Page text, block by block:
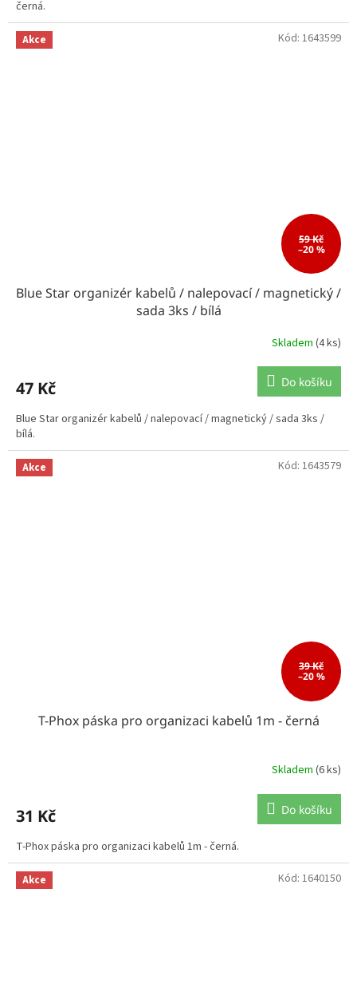
černá.
Akce
59 Kč
–20 %
Blue Star organizér kabelů / nalepovací / magnetický /
sada 3ks / bílá
Skladem (4 ks)
47 Kč Do košíku
Blue Star organizér kabelů / nalepovací / magnetický / sada 3ks /
bílá.
Kód: 1643599
Akce
39 Kč
–20 %
T-Phox páska pro organizaci kabelů 1m - černá
Skladem (6 ks)
31 Kč Do košíku
T-Phox páska pro organizaci kabelů 1m - černá.
Kód: 1643579
Akce Kód: 1640150